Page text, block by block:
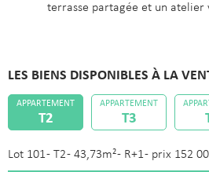
terrasse partagée et un atelier
LES BIENS DISPONIBLES À LA
APPARTEMENT
T2
APPARTEMENT
T3
Lot 101 - T2 - 43,73m² - R+1 - prix 152